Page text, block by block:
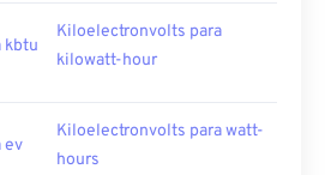
kbtu
Kiloelectronvolts para
kilowatt-hour
ev
Kiloelectronvolts para watt-
hours